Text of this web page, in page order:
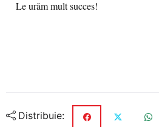
Le urăm mult succes!
Distribuie: